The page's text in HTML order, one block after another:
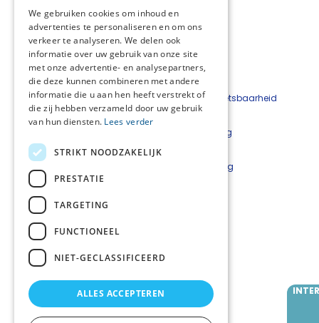
Beveiligingskwetsbaarheid
melden
Cookieverklaring
Disclaimer
Privacyverklaring
Netwerkcoördinatoren
Lars Luijkx
l.luijkx@careyn.nl
Mirjam Velting
m.velting@careyn.nl
We gebruiken cookies om inhoud en
advertenties te personaliseren en om ons
verkeer te analyseren. We delen ook
informatie over uw gebruik van onze site
met onze advertentie- en analysepartners,
die deze kunnen combineren met andere
informatie die u aan hen heeft verstrekt of
die zij hebben verzameld door uw gebruik
van hun diensten. Lees verder
STRIKT NOODZAKELIJK
PRESTATIE
TARGETING
FUNCTIONEEL
NIET-GECLASSIFICEERD
ALLES ACCEPTEREN